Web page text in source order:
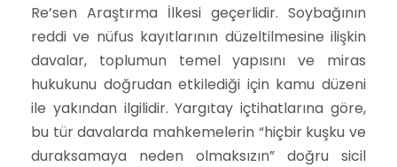
Re’sen Araştırma İlkesi geçerlidir. Soybağının
reddi ve nüfus kayıtlarının düzeltilmesine ilişkin
davalar, toplumun temel yapısını ve miras
hukukunu doğrudan etkilediği için kamu düzeni
ile yakından ilgilidir. Yargıtay içtihatlarına göre,
bu tür davalarda mahkemelerin “hiçbir kuşku ve
duraksamaya neden olmaksızın” doğru sicil